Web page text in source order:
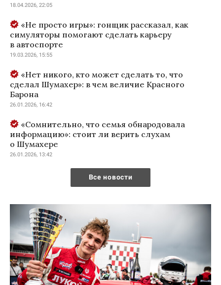
18.04.2026, 22:05
«Не просто игры»: гонщик рассказал, как
симуляторы помогают сделать карьеру
в автоспорте
19.03.2026, 15:55
«Нет никого, кто может сделать то, что
сделал Шумахер»: в чем величие Красного
Барона
26.01.2026, 16:42
«Сомнительно, что семья обнародовала
информацию»: стоит ли верить слухам
о Шумахере
26.01.2026, 13:42
Все новости